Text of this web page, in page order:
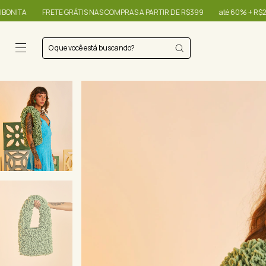
GRÁTIS NAS COMPRAS A PARTIR DE R$399 até 60% + R$20,00 OFF -